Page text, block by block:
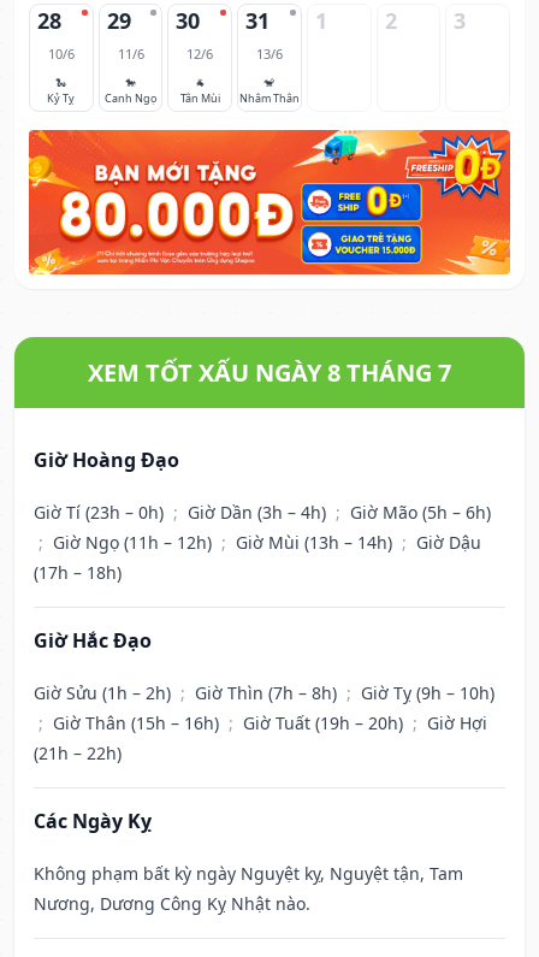
28
10/6
🐍
Kỷ Tỵ
29
11/6
🐎
Canh Ngọ
30
12/6
🐐
Tân Mùi
31
13/6
🐒
Nhâm Thân
1 2 3
XEM TỐT XẤU NGÀY 8 THÁNG 7
Giờ Hoàng Đạo
Giờ Tí (23h – 0h) ; Giờ Dần (3h – 4h) ; Giờ Mão (5h – 6h)
; Giờ Ngọ (11h – 12h) ; Giờ Mùi (13h – 14h) ; Giờ Dậu
(17h – 18h)
Giờ Hắc Đạo
Giờ Sửu (1h – 2h) ; Giờ Thìn (7h – 8h) ; Giờ Tỵ (9h – 10h)
; Giờ Thân (15h – 16h) ; Giờ Tuất (19h – 20h) ; Giờ Hợi
(21h – 22h)
Các Ngày Kỵ
Không phạm bất kỳ ngày Nguyệt kỵ, Nguyệt tận, Tam
Nương, Dương Công Kỵ Nhật nào.